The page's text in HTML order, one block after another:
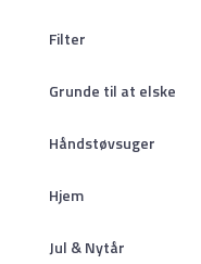
Filter
Grunde til at elske
Håndstøvsuger
Hjem
Jul & Nytår